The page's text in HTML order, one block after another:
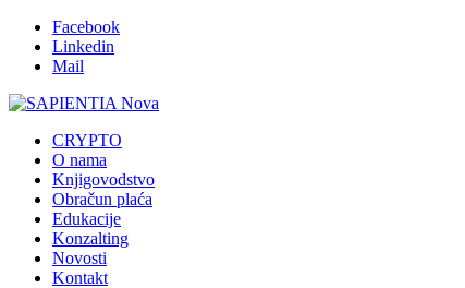
Facebook
Linkedin
Mail
CRYPTO
O nama
Knjigovodstvo
Obračun plaća
Edukacije
Konzalting
Novosti
Kontakt